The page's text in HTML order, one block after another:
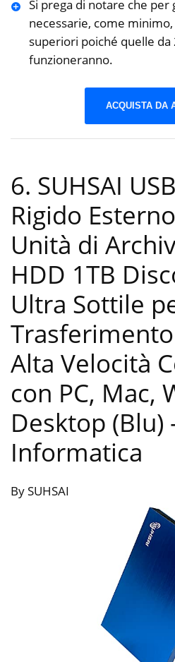
Si prega di notare che
necessarie, come
superiori poiché quelle
funzioneranno.
ACQUISTA DA
6. SUHSAI
Rigido
Unità di
HDD 1TB
Ultra Sottile
Alta Velocità
con PC, Mac,
Desktop (Blu)
Informatica
By SUHSAI